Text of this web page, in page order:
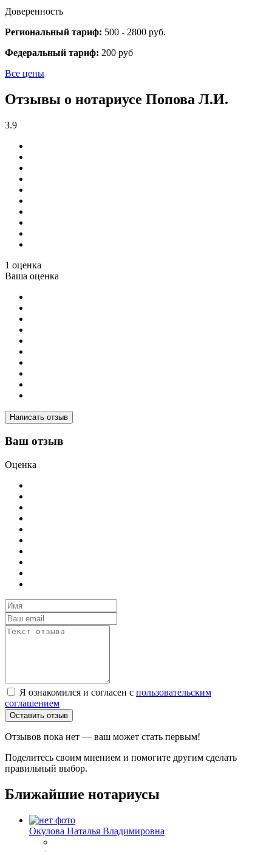
Доверенность
Региональный тариф: 500 - 2800 руб.
Федеральный тариф: 200 руб
Все цены
Отзывы о нотариусе Попова Л.И.
3.9
1 оценка
Ваша оценка
Написать отзыв
Ваш отзыв
Оценка
Я ознакомился и согласен с пользовательским
соглашением
Оставить отзыв
Отзывов пока нет — ваш может стать первым!
Поделитесь своим мнением и помогите другим сделать
правильный выбор.
Ближайшие нотариусы
Окулова Наталья Владимировна